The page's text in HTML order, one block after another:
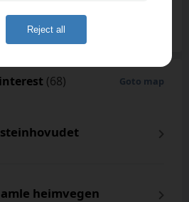
(68) Goto map
heimvegen